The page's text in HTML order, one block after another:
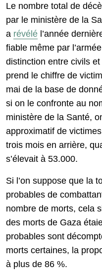
Le nombre total de
par le ministère de la
a révélé l’année
fiable même par
distinction entre civils
prend le chiffre de
mai de la base de
si on le confronte au
ministère de la Santé,
approximatif de
trois mois en arrière,
s’élevait à 53.000.
Si l’on suppose que la
probables de
nombre de morts, cela
des morts de Gaza
probables sont
morts certaines, la
à plus de 86 %.